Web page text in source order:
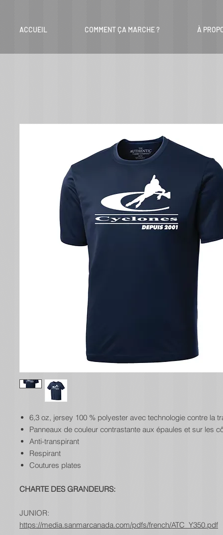
ACCUEIL COMMENT ÇA MARCHE ? À
6,3 oz, jersey 100 % polyester avec technologie contre la
Panneaux de couleur contrastante aux épaules et sur les
Anti-transpirant
Respirant
Coutures plates
CHARTE DES GRANDEURS:
JUNIOR:
https://media.sanmarcanada.com/pdfs/french/ATC_Y350.pdf